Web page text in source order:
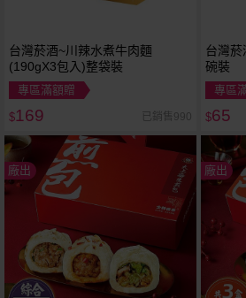
台灣菸酒~川辣水煮牛肉麵
(190gX3包入)整袋裝
專區滿額贈
$169 已銷售990
台灣
碗裝
專區
$65
廠出 廠出